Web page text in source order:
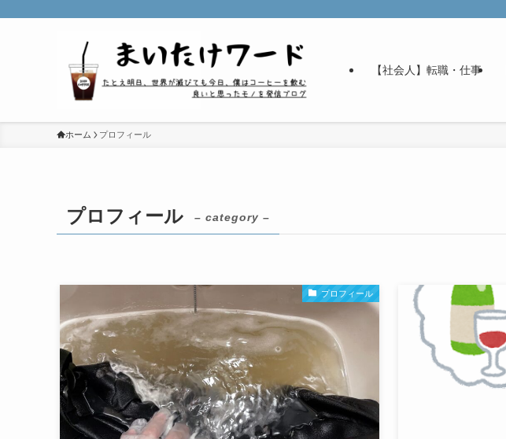
【社会人】転職・仕事
ホーム プロフィール
プロフィール – category –
プロフィール